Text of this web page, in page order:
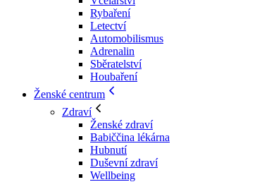
Rybaření
Letectví
Automobilismus
Adrenalin
Sběratelství
Houbaření
Ženské centrum
Zdraví
Ženské zdraví
Babiččina lékárna
Hubnutí
Duševní zdraví
Wellbeing